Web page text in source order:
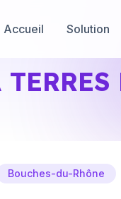
Accueil Solution
Bouches-du-Rhône